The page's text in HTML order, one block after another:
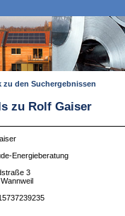
zu den Suchergebnissen
zu Rolf Gaiser
Energieberatung
3